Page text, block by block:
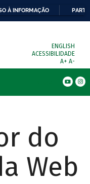
À INFORMAÇÃO
ENGLISH
ACESSIBILIDADE
A+ A-
do
Web